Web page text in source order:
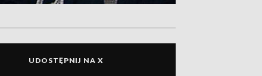
UDOSTĘPNIJ NA X